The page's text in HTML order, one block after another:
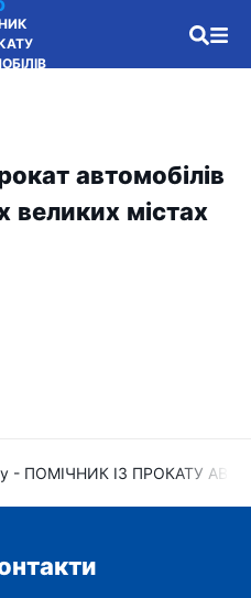
автомобілів
великих містах
- ПОМІЧНИК ІЗ ПРОКАТУ